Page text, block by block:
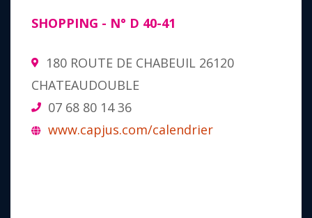
SHOPPING - N° D 40-41
180 ROUTE DE CHABEUIL 26120
CHATEAUDOUBLE
07 68 80 14 36
www.capjus.com/calendrier